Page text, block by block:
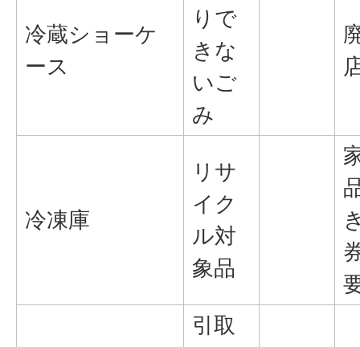
冷蔵ショーケ
ース
りで
きな
いご
み
冷凍庫
リサ
イク
ル対
象品
引取